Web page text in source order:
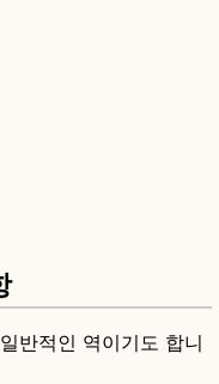
반적인 역이기도 합니